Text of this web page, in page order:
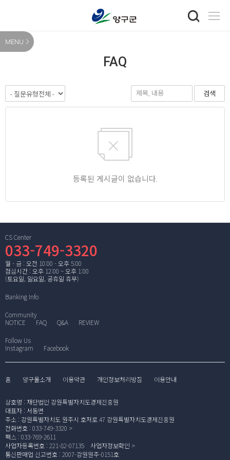
MENU
FAQ
검색
등록된 게시글이 없습니다.
CS Center
033-749-3320
월 - 금 : 오전 10:00 - 오후 5:00
점심시간 : 오후 12:00 ~ 오후 1:00
(토요일, 일요일, 공휴일 휴무)
Banking Info
Community
NOTICE
FAQ Q&A REVIEW
Follow Us
Instagram
Facebook
홈 양구몰소개 이용약관 개인정보처리방침 이용안내
상호명 : 재단법인 강원특별자치도경제진흥원
대표자 : 서동면
주소 : 강원특별자치도 원주시 호저로 47 강원특별자치도경제진흥원
전화번호 : 033-749-3320
팩스 : 033-769-2611
사업자등록번호 : 221-82-07135
사업자정보확인
통신판매업 신고번호 : 2007-강원원주-0151호